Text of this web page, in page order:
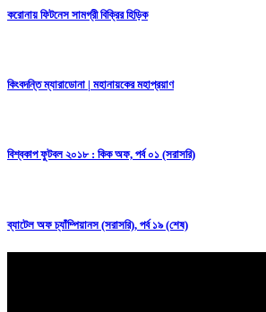
করোনায় ফিটনেস সামগ্রী বিক্রির হিড়িক
কিংবদন্তি ম্যারাডোনা | মহানায়কের মহাপ্রয়াণ
বিশ্বকাপ ফুটবল ২০১৮ : কিক অফ, পর্ব ০১ (সরাসরি)
ব্যাটেল অফ চ্যাঁম্পিয়ানস (সরাসরি), পর্ব ১৯ (শেষ)